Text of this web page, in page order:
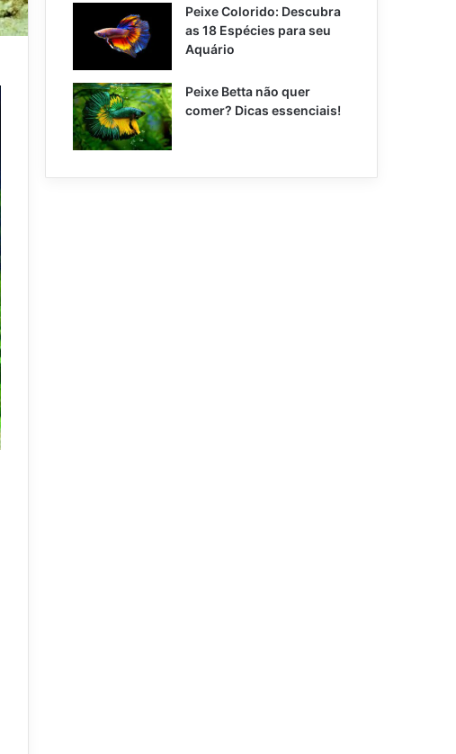
Peixe Colorido: Descubra
as 18 Espécies para seu
Aquário
Peixe Betta não quer
comer? Dicas essenciais!